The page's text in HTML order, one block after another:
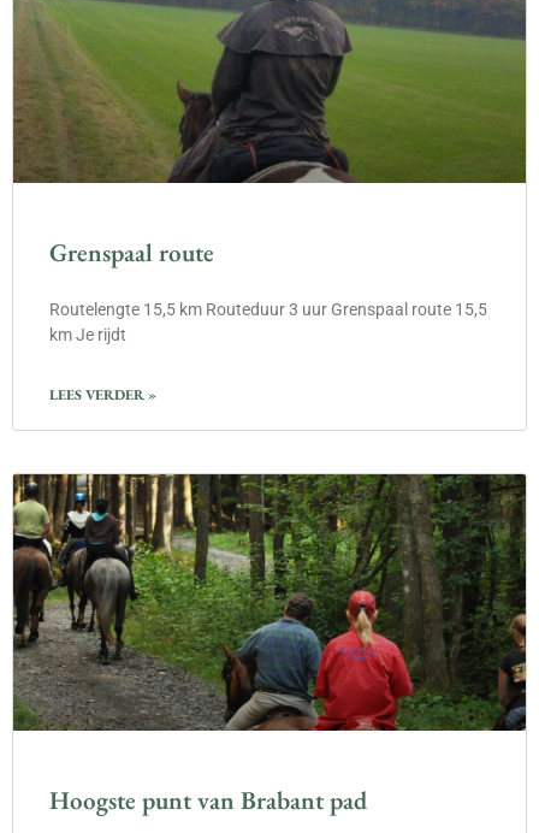
Grenspaal route
Routelengte 15,5 km Routeduur 3 uur Grenspaal route 15,5
km Je rijdt
LEES VERDER »
Hoogste punt van Brabant pad